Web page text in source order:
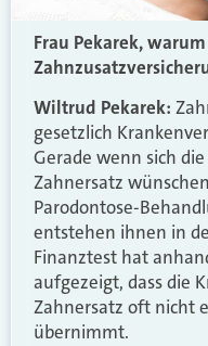
Frau Pekarek,
Wiltrud Pekarek:
gesetzlich
Gerade wenn sich
Zahnersatz
Parodontose-
entstehen ihnen in
Finanztest hat
aufgezeigt, dass die
Zahnersatz oft nicht
übernimmt.